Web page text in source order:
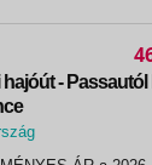
23., július 24.,
hajóút -